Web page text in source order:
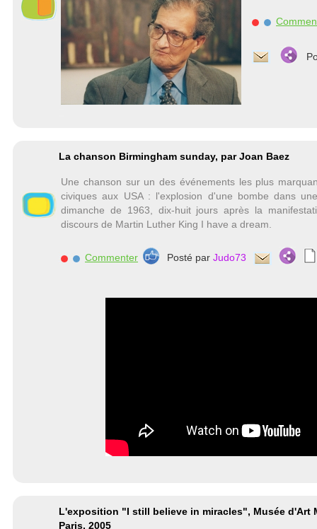
La chanson Birmingham sunday, par Joan Baez
Une chanson sur un des événements les plus
civiques aux USA : l'explosion d'une bombe dans
dimanche de 1963, dix-huit jours après la
discours de Martin Luther King I have a dream.
Commenter Posté par Judo73
L'exposition "I still believe in miracles", Musée d'Art
Paris, 2005